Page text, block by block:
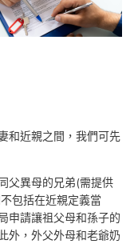
和近親之間，我們可先
父異母的兄弟(需提供
包括在近親定義當
申請讓祖父母和孫子的
外，外父外母和老爺奶